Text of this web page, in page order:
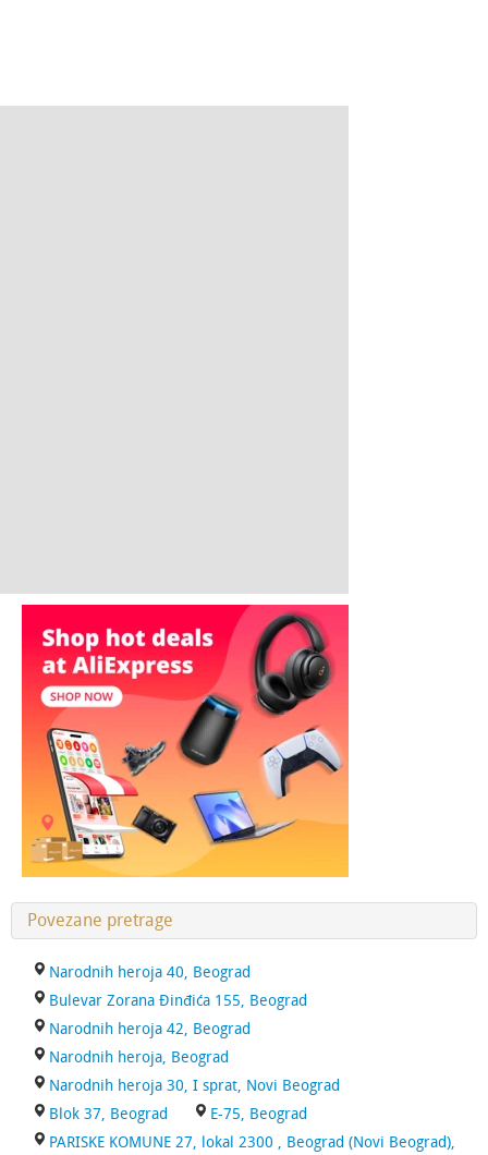
Povezane pretrage
Narodnih heroja 40, Beograd
Bulevar Zorana Đinđića 155, Beograd
Narodnih heroja 42, Beograd
Narodnih heroja, Beograd
Narodnih heroja 30, I sprat, Novi Beograd
Blok 37, Beograd
E-75, Beograd
PARISKE KOMUNE 27, lokal 2300 , Beograd (Novi Beograd),